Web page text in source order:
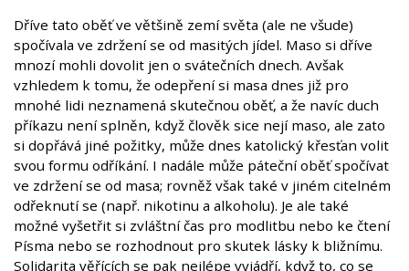
Dříve tato oběť ve většině zemí světa (ale ne všude)
spočívala ve zdržení se od masitých jídel. Maso si dříve
mnozí mohli dovolit jen o svátečních dnech. Avšak
vzhledem k tomu, že odepření si masa dnes již pro
mnohé lidi neznamená skutečnou oběť, a že navíc duch
příkazu není splněn, když člověk sice nejí maso, ale zato
si dopřává jiné požitky, může dnes katolický křesťan volit
svou formu odříkání. I nadále může páteční oběť spočívat
ve zdržení se od masa; rovněž však také v jiném citelném
odřeknutí se (např. nikotinu a alkoholu). Je ale také
možné vyšetřit si zvláštní čas pro modlitbu nebo ke čtení
Písma nebo se rozhodnout pro skutek lásky k bližnímu.
Solidarita věřících se pak nejlépe vyjádří, když to, co se